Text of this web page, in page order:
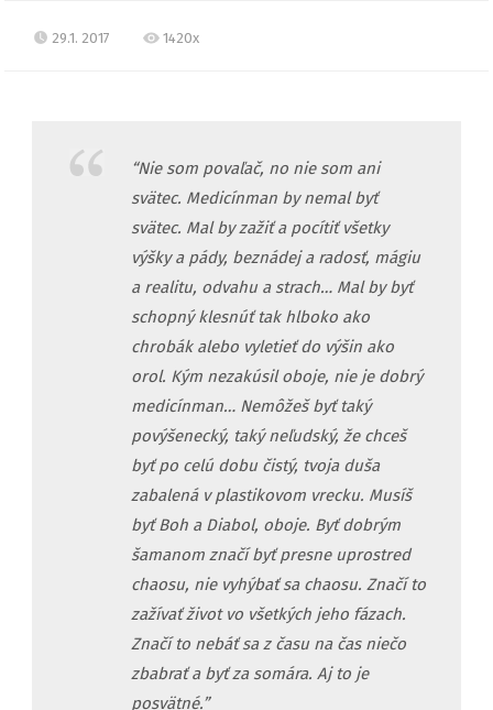
29.1. 2017 1420x
“Nie som povaľač, no nie som ani
svätec. Medicínman by nemal byť
svätec. Mal by zažiť a pocítiť všetky
výšky a pády, beznádej a radosť, mágiu
a realitu, odvahu a strach… Mal by byť
schopný klesnúť tak hlboko ako
chrobák alebo vyletieť do výšin ako
orol. Kým nezakúsil oboje, nie je dobrý
medicínman… Nemôžeš byť taký
povýšenecký, taký neľudský, že chceš
byť po celú dobu čistý, tvoja duša
zabalená v plastikovom vrecku. Musíš
byť Boh a Diabol, oboje. Byť dobrým
šamanom značí byť presne uprostred
chaosu, nie vyhýbať sa chaosu. Značí to
zažívať život vo všetkých jeho fázach.
Značí to nebáť sa z času na čas niečo
zbabrať a byť za somára. Aj to je
posvätné.”